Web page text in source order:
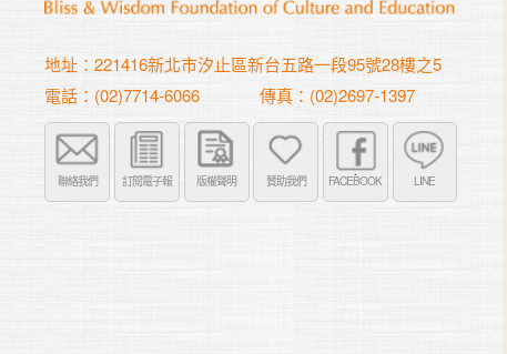
地址：221416新北市汐止區新台五路一段95號28樓之5
電話：(02)7714-6066
傳真：(02)2697-1397
聯絡我們 訂閱電子報 版權聲明 贊助我們 FACEBOOK LINE